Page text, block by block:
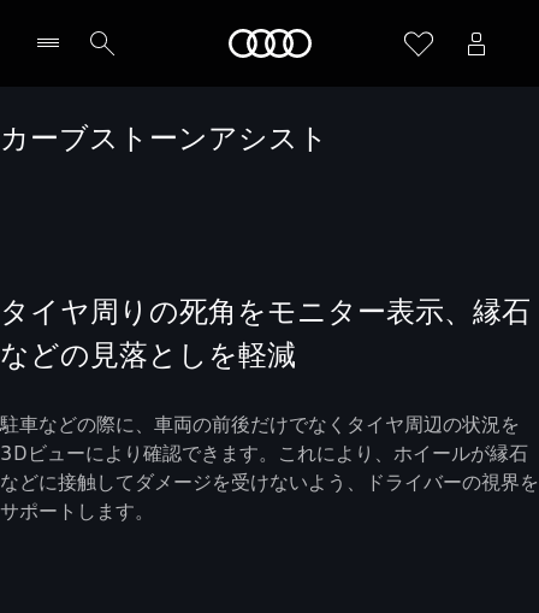
カーブストーンアシスト
タイヤ周りの死角をモニター表示、縁石
などの見落としを軽減
駐車などの際に、車両の前後だけでなくタイヤ周辺の状況を
3Dビューにより確認できます。これにより、ホイールが縁石
などに接触してダメージを受けないよう、ドライバーの視界を
サポートします。